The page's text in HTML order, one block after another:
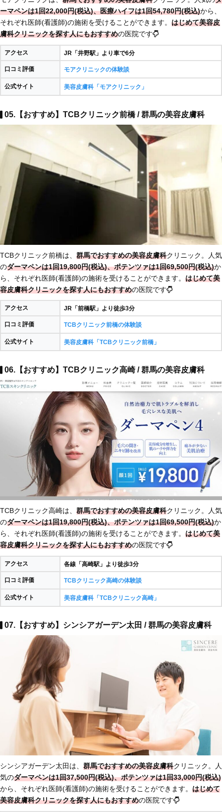
ーマペンは1回22,000円(税込)、医療ハイフは1回54,780円(税込)から、
それぞれ医師(看護師)の施術を受けることができます。 はじめて美容皮
膚科クリニックを探す人にもおすすめの医院です
アクセス JR「井野駅」より車で6分
口コミ評価 モアクリニックの体験談
公式サイト 美容皮膚科「モアクリニック」
05.【おすすめ】TCBクリニック前橋 / 群馬の美容皮膚科
TCBクリニック前橋は、 群馬でおすすめの美容皮膚科クリニック。人気
のダーマペンは1回19,800円(税込)、ポテンツァは1回69,500円(税込)か
ら、それぞれ医師(看護師)の施術を受けることができます。 はじめて美
容皮膚科クリニックを探す人にもおすすめの医院です
アクセス JR「前橋駅」より徒歩3分
口コミ評価 TCBクリニック前橋の体験談
公式サイト 美容皮膚科「TCBクリニック前橋」
06.【おすすめ】TCBクリニック高崎 / 群馬の美容皮膚科
TCBクリニック高崎は、 群馬でおすすめの美容皮膚科クリニック。人気
のダーマペンは1回19,800円(税込)、ポテンツァは1回69,500円(税込)か
ら、それぞれ医師(看護師)の施術を受けることができます。 はじめて美
容皮膚科クリニックを探す人にもおすすめの医院です
アクセス 各線「高崎駅」より徒歩3分
口コミ評価 TCBクリニック高崎の体験談
公式サイト 美容皮膚科「TCBクリニック高崎」
07.【おすすめ】シンシアガーデン太田 / 群馬の美容皮膚科
シンシアガーデン太田は、 群馬でおすすめの美容皮膚科クリニック。人
気のダーマペンは1回37,500円(税込)、ポテンツァは1回33,000円(税込)
から、それぞれ医師(看護師)の施術を受けることができます。 はじめて
美容皮膚科クリニックを探す人にもおすすめの医院です